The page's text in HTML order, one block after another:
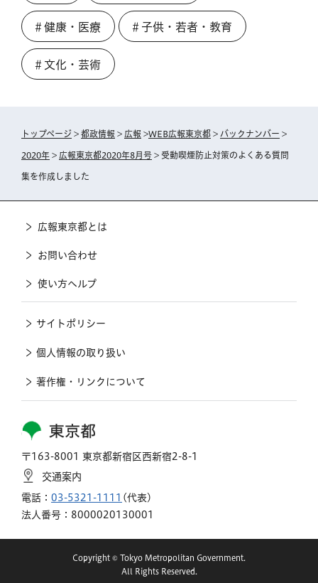
＃健康・医療 ＃子供・若者・教育
＃文化・芸術
トップページ > 都政情報 > 広報 >WEB広報東京都 > バックナンバー >
2020年 > 広報東京都2020年8月号 > 受動喫煙防止対策のよくある質問
集を作成しました
東京都
〒163-8001 東京都新宿区西新宿2-8-1
交通案内
電話： 03-5321-1111 (代表)
法人番号：8000020130001
広報東京都とは
お問い合わせ
使い方ヘルプ
サイトポリシー
個人情報の取り扱い
著作権・リンクについて
Copyright © Tokyo Metropolitan Government.
All Rights Reserved.